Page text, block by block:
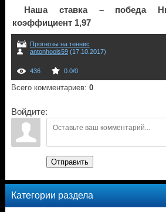
Наша ставка – победа
коэффициент 1,97
Прогнозы на теннис
antonhools59(17.10.2017)
436 0.0/0
Всего комментариев: 0
Войдите:
Отправить
Категории раздела